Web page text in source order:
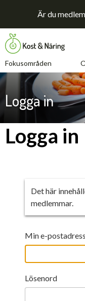
Är du
Fokusområden
Om oss
Aktuellt
Kontakt
För studenter
Logga in
Logga in
Det här
medlemmar.
Min e-
Lösenord